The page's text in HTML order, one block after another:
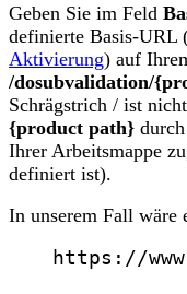
Geben Sie im Feld
definierte Basis-URL
Aktivierung) auf
/dosubvalidation/
Schrägstrich / ist
{product path}
Ihrer Arbeitsmappe
definiert ist).
In unserem Fall wäre
https://